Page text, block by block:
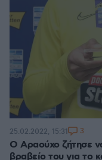
Ο Αραούχο ζήτησε
βραβείο του για το
25.02.2022, 15:31 3